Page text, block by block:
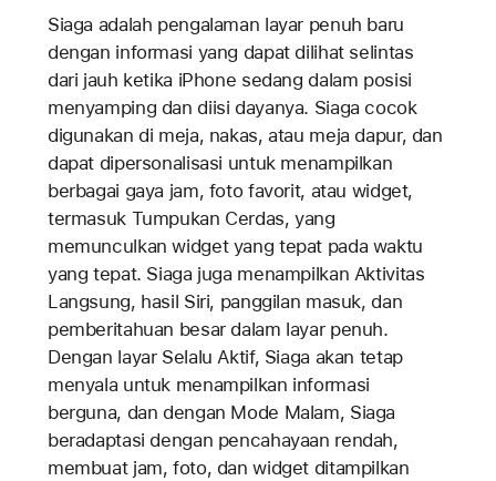
Siaga adalah pengalaman layar penuh baru
dengan informasi yang dapat dilihat selintas
dari jauh ketika iPhone sedang dalam posisi
menyamping dan diisi dayanya. Siaga cocok
digunakan di meja, nakas, atau meja dapur, dan
dapat dipersonalisasi untuk menampilkan
berbagai gaya jam, foto favorit, atau widget,
termasuk Tumpukan Cerdas, yang
memunculkan widget yang tepat pada waktu
yang tepat. Siaga juga menampilkan Aktivitas
Langsung, hasil Siri, panggilan masuk, dan
pemberitahuan besar dalam layar penuh.
Dengan layar Selalu Aktif, Siaga akan tetap
menyala untuk menampilkan informasi
berguna, dan dengan Mode Malam, Siaga
beradaptasi dengan pencahayaan rendah,
membuat jam, foto, dan widget ditampilkan